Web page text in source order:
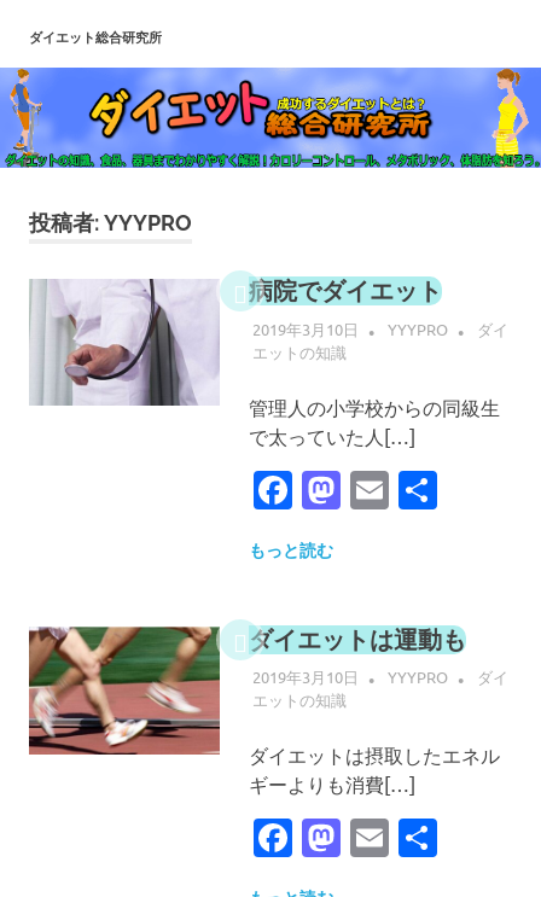
テ
ン
へ
ダイエット総合研究所
投稿者:YYYPRO
病院でダイエット
2019年3月10日 YYYPRO
ダイ
エットの知識
管理人の小学校からの同級生
で太っていた人[…]
Facebook
Mastodon
Email
共
もっと読む
ダイエットは運動も
2019年3月10日 YYYPRO
ダイ
エットの知識
ダイエットは摂取したエネル
ギーよりも消費[…]
Facebook
Mastodon
Email
共